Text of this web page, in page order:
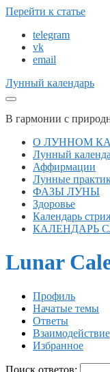
Перейти к статье
telegram
vk
email
Лунный календарь
В гармонии с
О ЛУННОМ
Лунный
Аффирмации
Лунные
ФАЗЫ ЛУНЫ
Здоровье
Календарь
КАЛЕНДАРЬ
Lunar
Профиль
Начатые темы
Ответы
Взаимодействие
Избранное
Поиск ответов: